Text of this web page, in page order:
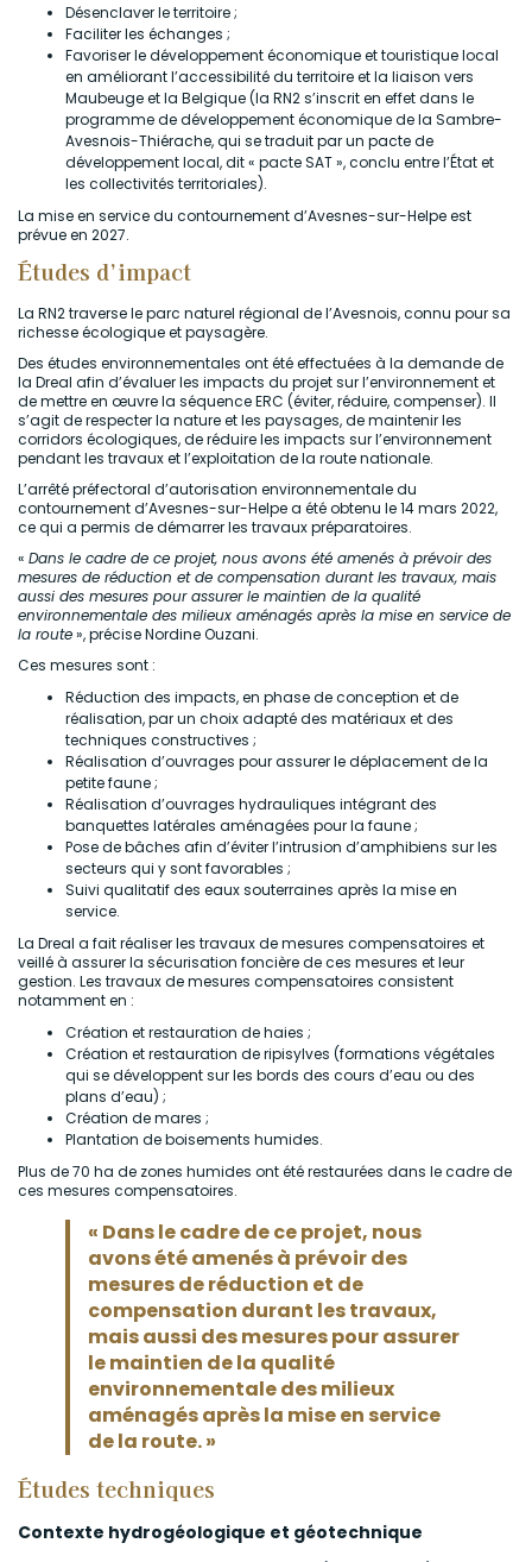
Désenclaver le territoire ;
Faciliter les échanges ;
Favoriser le développement économique et touristique local
en améliorant l’accessibilité du territoire et la liaison vers
Maubeuge et la Belgique (la RN2 s’inscrit en effet dans le
programme de développement économique de la Sambre-
Avesnois-Thiérache, qui se traduit par un pacte de
développement local, dit « pacte SAT », conclu entre l’État et
les collectivités territoriales).
La mise en service du contournement d’Avesnes-sur-Helpe est
prévue en 2027.
Études d’impact
La RN2 traverse le parc naturel régional de l’Avesnois, connu pour sa
richesse écologique et paysagère.
Des études environnementales ont été effectuées à la demande de
la Dreal afin d’évaluer les impacts du projet sur l’environnement et
de mettre en œuvre la séquence ERC (éviter, réduire, compenser). Il
s’agit de respecter la nature et les paysages, de maintenir les
corridors écologiques, de réduire les impacts sur l’environnement
pendant les travaux et l’exploitation de la route nationale.
L’arrêté préfectoral d’autorisation environnementale du
contournement d’Avesnes-sur-Helpe a été obtenu le 14 mars 2022,
ce qui a permis de démarrer les travaux préparatoires.
« Dans le cadre de ce projet, nous avons été amenés à prévoir des
mesures de réduction et de compensation durant les travaux, mais
aussi des mesures pour assurer le maintien de la qualité
environnementale des milieux aménagés après la mise en service de
la route», précise Nordine Ouzani.
Ces mesures sont :
Réduction des impacts, en phase de conception et de
réalisation, par un choix adapté des matériaux et des
techniques constructives ;
Réalisation d’ouvrages pour assurer le déplacement de la
petite faune ;
Réalisation d’ouvrages hydrauliques intégrant des
banquettes latérales aménagées pour la faune ;
Pose de bâches afin d’éviter l’intrusion d’amphibiens sur les
secteurs qui y sont favorables ;
Suivi qualitatif des eaux souterraines après la mise en
service.
La Dreal a fait réaliser les travaux de mesures compensatoires et
veillé à assurer la sécurisation foncière de ces mesures et leur
gestion. Les travaux de mesures compensatoires consistent
notamment en :
Création et restauration de haies ;
Création et restauration de ripisylves (formations végétales
qui se développent sur les bords des cours d’eau ou des
plans d’eau) ;
Création de mares ;
Plantation de boisements humides.
Plus de 70 ha de zones humides ont été restaurées dans le cadre de
ces mesures compensatoires.
« Dans le cadre de ce projet, nous
avons été amenés à prévoir des
mesures de réduction et de
compensation durant les travaux,
mais aussi des mesures pour assurer
le maintien de la qualité
environnementale des milieux
aménagés après la mise en service
de la route. »
Études techniques
Contexte hydrogéologique et géotechnique